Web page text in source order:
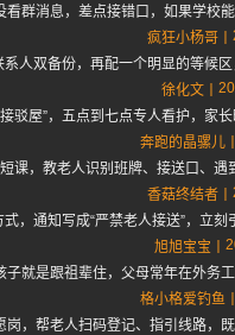
群消息，差点接错口，如果学校
疯狂小杨哥
系人双备份，再配一个明显的等候
徐化文
驳屋”，五点到七点专人看护，家
奔跑的晶骡儿
课，教老人识别班牌、接送口、
香菇终结者
，通知写成“严禁老人接送”，立
旭旭宝宝
就是跟祖辈住，父母常年在外务
格小格爱钓鱼
，帮老人扫码登记、指引线路，